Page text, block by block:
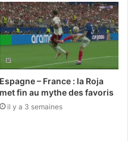
Espagne – France : la Roja
met fin au mythe des favoris
il y a 3 semaines